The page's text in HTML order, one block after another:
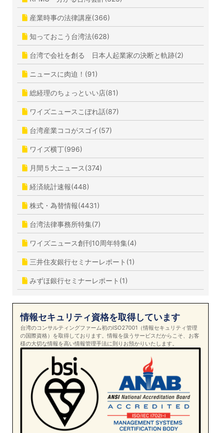
産業時事の法律講座(366)
知っておこう台湾法(628)
台湾で会社を創る 日本人起業家の決断と軌跡(2)
ニュースに肉迫！(91)
総経理のちょっといい店(81)
ワイズニュースこぼれ話(87)
台湾産業ココがスゴイ(57)
ワイズ横丁(996)
月間５大ニュース(374)
経済統計速報(448)
株式・為替情報(4431)
台湾法律事務所特集(7)
ワイズニュース創刊10周年特集(4)
三井住友銀行セミナーレポート(1)
みずほ銀行セミナーレポート(1)
情報セキュリティ資格を取得しています
台湾のコンサルティングファーム初のISO27001（情報セキュリティ管理
の国際資格）を取得しております。情報を扱うサービスだからこそ、お客
様の大切な情報を高い情報管理手法に則りお預かりいたします。